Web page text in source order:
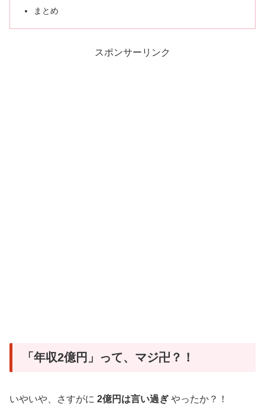
まとめ
スポンサーリンク
「年収2億円」って、マジ卍？！
いやいや、さすがに 2億円は言い過ぎ やったか？！